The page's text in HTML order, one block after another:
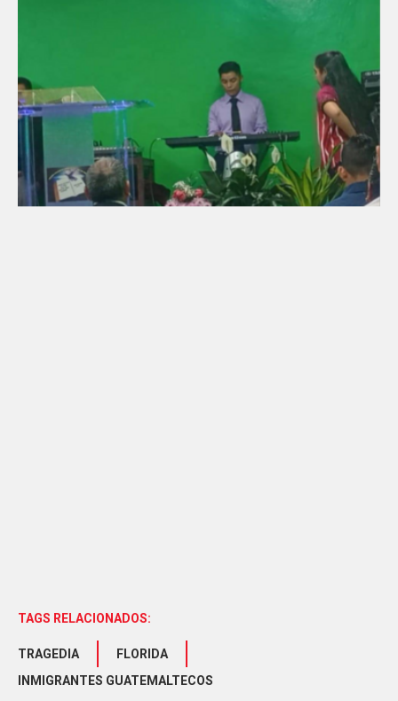
TAGS RELACIONADOS:
TRAGEDIA
FLORIDA
INMIGRANTES GUATEMALTECOS